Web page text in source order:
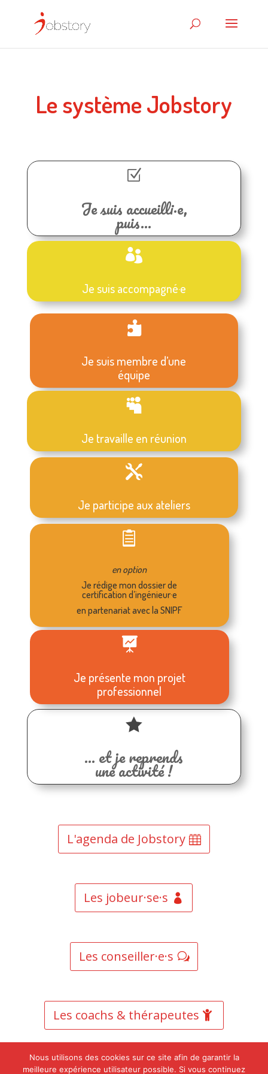
Le système Jobstory
Z
Je suis accueilli·e,
puis…

Je suis accompagné·e

Je suis membre d’une
équipe

Je travaille en réunion

Je participe aux ateliers

en option
Je rédige mon dossier de
certification d’ingénieur·e
en partenariat avec la SNIPF

Je présente mon projet
professionnel

… et je reprends
une activité !
L'agenda de Jobstory
Les jobeur·se·s
Les conseiller·e·s
Les coachs & thérapeutes
Nous utilisons des cookies sur ce site afin de garantir la
meilleure expérience utilisateur possible. Si vous continuez